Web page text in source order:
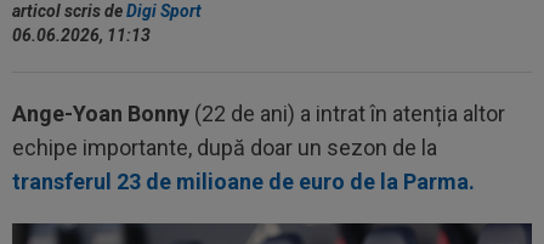
articol scris deDigi Sport
06.06.2026, 11:13
Ange-Yoan Bonny (22 de ani) a intrat în atenția altor
echipe importante, după doar un sezon de la
transferul 23 de milioane de euro de la Parma.